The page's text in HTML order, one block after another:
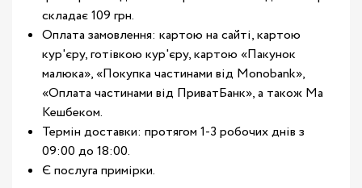
складає 109 грн.
Оплата замовлення: картою на сайті, картою
кур'єру, готівкою кур'єру, картою «Пакунок
малюка», «Покупка частинами від Monobank»,
«Оплата частинами від ПриватБанк», а також Ма
Кешбеком.
Термін доставки: протягом 1-3 робочих днів з
09:00 до 18:00.
Є послуга примірки.